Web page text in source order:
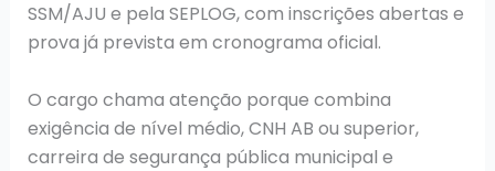
SSM/AJU e pela SEPLOG, com inscrições abertas e
prova já prevista em cronograma oficial.
O cargo chama atenção porque combina
exigência de nível médio, CNH AB ou superior,
carreira de segurança pública municipal e